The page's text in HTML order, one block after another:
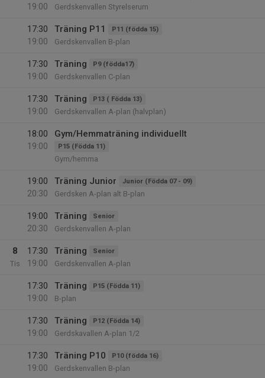
19:00
Gerdskenvallen Styrelserum
17:30
19:00
Träning P11 P11 (födda 15)
Gerdskenvallen B-plan
17:30
19:00
Träning P9 (födda17)
Gerdskenvallen C-plan
17:30
19:00
Träning P13 ( Födda 13)
Gerdskenvallen A-plan (halvplan)
18:00
19:00
Gym/Hemmaträning individuellt
P15 (Födda 11)
Gym/hemma
19:00
20:30
Träning Junior Junior (Födda 07 - 09)
Gerdsken A-plan alt B-plan
19:00
20:30
Träning Senior
Gerdskenvallen A-plan
8
Tis
17:30
19:00
Träning Senior
Gerdskenvallen A-plan
17:30
19:00
Träning P15 (Födda 11)
B-plan
17:30
19:00
Träning P12 (Födda 14)
Gerdskavallen A-plan 1/2
17:30
19:00
Träning P10 P10 (födda 16)
Gerdskenvallen B-plan